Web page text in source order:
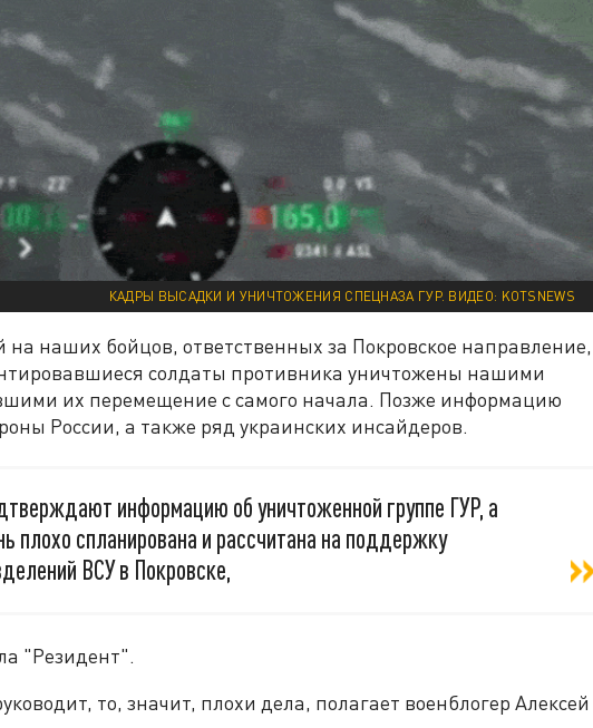
КАДРЫ ВЫСАДКИ И УНИЧТОЖЕНИЯ СПЕЦНАЗА ГУР. ВИДЕО: KOTSNEWS
на наших бойцов, ответственных за Покровское направление,
солдаты противника уничтожены нашими
их перемещение с самого начала. Позже информацию
России, а также ряд украинских инсайдеров.
информацию об уничтоженной группе ГУР, а
плохо спланирована и рассчитана на поддержку
ВСУ в Покровске,
"Резидент".
то, значит, плохи дела, полагает военблогер Алексей